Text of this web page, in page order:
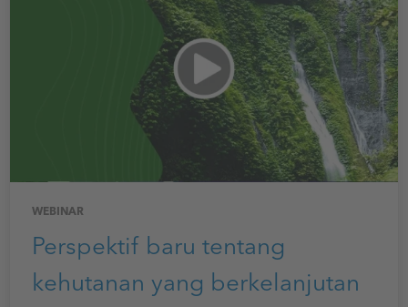
WEBINAR
Perspektif baru tentang
kehutanan yang berkelanjutan